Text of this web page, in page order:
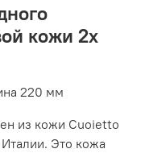
кожи 2х
220 мм
из кожи Cuoietto
Это кожа